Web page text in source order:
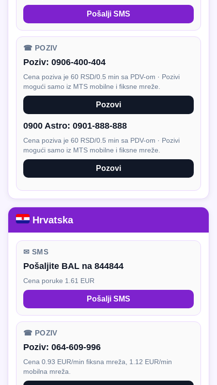
Pošalji SMS
☎ POZIV
Poziv: 0906-400-404
Cena poziva je 60 RSD/0.5 min sa PDV-om · Pozivi
mogući samo iz MTS mobilne i fiksne mreže.
Pozovi
0900 Astro: 0901-888-888
Cena poziva je 60 RSD/0.5 min sa PDV-om · Pozivi
mogući samo iz MTS mobilne i fiksne mreže.
Pozovi
Hrvatska
✉ SMS
Pošaljite BAL na 844844
Cena poruke 1.61 EUR
Pošalji SMS
☎ POZIV
Poziv: 064-609-996
Cena 0.93 EUR/min fiksna mreža, 1.12 EUR/min
mobilna mreža.